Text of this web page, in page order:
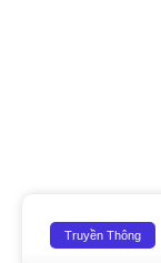
Truyền Thông